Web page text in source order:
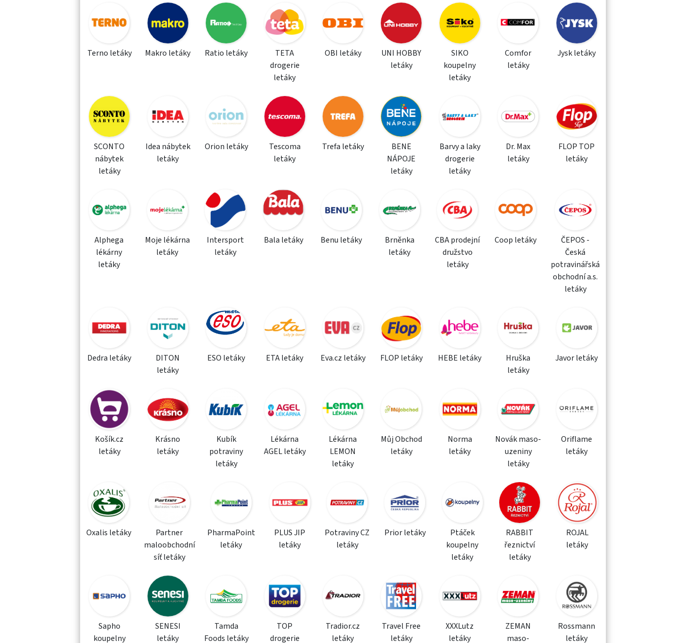
Terno letáky Makro letáky Ratio letáky
TETA
drogerie
letáky
OBI letáky
UNI HOBBY
letáky
SIKO
koupelny
letáky
Comfor
letáky
Jysk letáky
SCONTO
nábytek
letáky
Idea nábytek
letáky
Orion letáky
Tescoma
letáky
Trefa letáky
BENE
NÁPOJE
letáky
Barvy a laky
drogerie
letáky
Dr. Max
letáky
FLOP TOP
letáky
Alphega
lékárny
letáky
Moje lékárna
letáky
Intersport
letáky
Bala letáky Benu letáky
Brněnka
letáky
CBA prodejní
družstvo
letáky
Coop letáky
ČEPOS -
Česká
potravinářská
obchodní a.s.
letáky
Dedra letáky
DITON
letáky
ESO letáky ETA letáky Eva.cz letáky FLOP letáky HEBE letáky
Hruška
letáky
Javor letáky
Košík.cz
letáky
Krásno
letáky
Kubík
potraviny
letáky
Lékárna
AGEL letáky
Lékárna
LEMON
letáky
Můj Obchod
letáky
Norma
letáky
Novák maso-
uzeniny
letáky
Oriflame
letáky
Oxalis letáky
Partner
maloobchodní
síť letáky
PharmaPoint
letáky
PLUS JIP
letáky
Potraviny CZ
letáky
Prior letáky
Ptáček
koupelny
letáky
RABBIT
řeznictví
letáky
ROJAL
letáky
Sapho
koupelny
SENESI
letáky
Tamda
Foods letáky
TOP
drogerie
Tradior.cz
letáky
Travel Free
letáky
XXXLutz
letáky
ZEMAN
maso-
Rossmann
letáky